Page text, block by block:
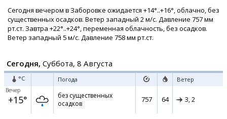
Сегодня вечером в Заборовке ожидается +14°..+16°, облачно, без
существенных осадков. Ветер западный 2 м/с. Давление 757 мм
рт.ст. Завтра +22°..+24°, переменная облачность, без осадков.
Ветер западный 5 м/с. Давление 758 мм рт.ст.
Сегодня, Суббота, 8 Августа
°C Погода Ветер
Вечер
+15°
без существенных
осадков
757 64 З, 2